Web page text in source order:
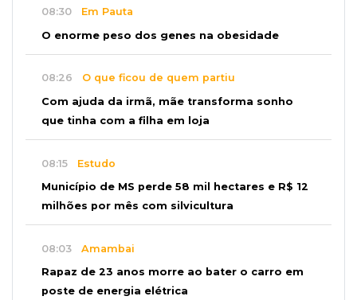
08:30 Em Pauta
O enorme peso dos genes na obesidade
08:26 O que ficou de quem partiu
Com ajuda da irmã, mãe transforma sonho
que tinha com a filha em loja
08:15 Estudo
Município de MS perde 58 mil hectares e R$ 12
milhões por mês com silvicultura
08:03 Amambai
Rapaz de 23 anos morre ao bater o carro em
poste de energia elétrica